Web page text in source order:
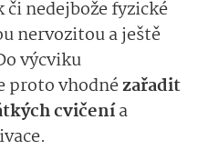
nedejbože fyzické
nervozitou a ještě
výcviku
proto vhodnézařadit
cvičenía